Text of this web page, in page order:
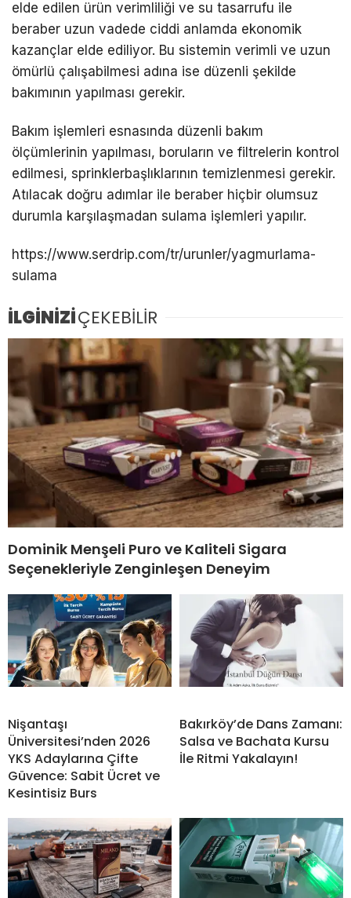
elde edilen ürün verimliliği ve su tasarrufu ile
beraber uzun vadede ciddi anlamda ekonomik
kazançlar elde ediliyor. Bu sistemin verimli ve uzun
ömürlü çalışabilmesi adına ise düzenli şekilde
bakımının yapılması gerekir.
Bakım işlemleri esnasında düzenli bakım
ölçümlerinin yapılması, boruların ve filtrelerin kontrol
edilmesi, sprinklerbaşlıklarının temizlenmesi gerekir.
Atılacak doğru adımlar ile beraber hiçbir olumsuz
durumla karşılaşmadan sulama işlemleri yapılır.
https://www.serdrip.com/tr/urunler/yagmurlama-
sulama
İLGİNİZİÇEKEBİLİR
Dominik Menşeli Puro ve Kaliteli Sigara
Seçenekleriyle Zenginleşen Deneyim
Nişantaşı
Üniversitesi’nden 2026
YKS Adaylarına Çifte
Güvence: Sabit Ücret ve
Kesintisiz Burs
Bakırköy’de Dans Zamanı:
Salsa ve Bachata Kursu
İle Ritmi Yakalayın!